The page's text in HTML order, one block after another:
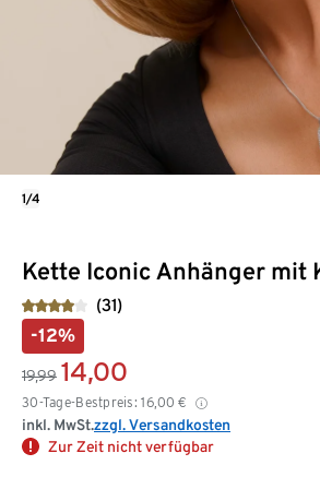
Kette Iconic Anhänger mit
(31)
-12%
19,99 14,00
30-Tage-Bestpreis: 16,00 €
inkl. MwSt.zzgl. Versandkosten
Zur Zeit nicht verfügbar
1/4